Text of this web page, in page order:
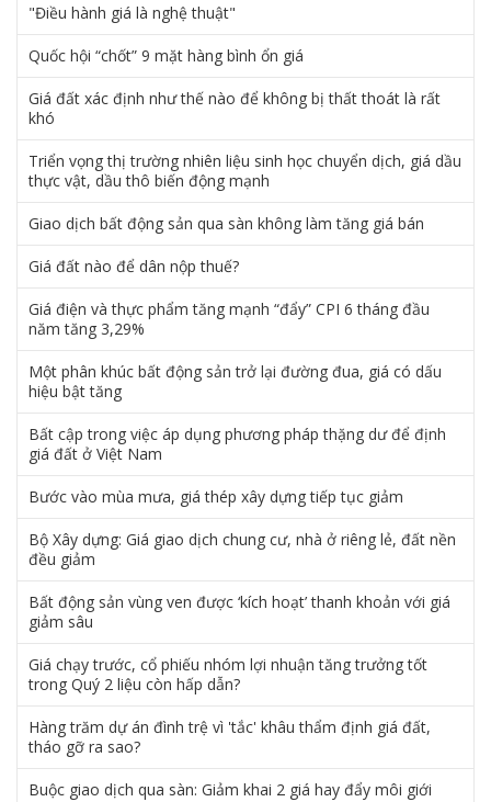
"Điều hành giá là nghệ thuật"
Quốc hội “chốt” 9 mặt hàng bình ổn giá
Giá đất xác định như thế nào để không bị thất thoát là rất
khó
Triển vọng thị trường nhiên liệu sinh học chuyển dịch, giá dầu
thực vật, dầu thô biến động mạnh
Giao dịch bất động sản qua sàn không làm tăng giá bán
Giá đất nào để dân nộp thuế?
Giá điện và thực phẩm tăng mạnh “đẩy” CPI 6 tháng đầu
năm tăng 3,29%
Một phân khúc bất động sản trở lại đường đua, giá có dấu
hiệu bật tăng
Bất cập trong việc áp dụng phương pháp thặng dư để định
giá đất ở Việt Nam
Bước vào mùa mưa, giá thép xây dựng tiếp tục giảm
Bộ Xây dựng: Giá giao dịch chung cư, nhà ở riêng lẻ, đất nền
đều giảm
Bất động sản vùng ven được ‘kích hoạt’ thanh khoản với giá
giảm sâu
Giá chạy trước, cổ phiếu nhóm lợi nhuận tăng trưởng tốt
trong Quý 2 liệu còn hấp dẫn?
Hàng trăm dự án đình trệ vì 'tắc' khâu thẩm định giá đất,
tháo gỡ ra sao?
Buộc giao dịch qua sàn: Giảm khai 2 giá hay đẩy môi giới